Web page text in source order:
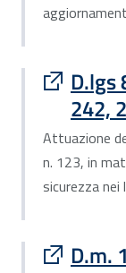
D.lgs
242,
Sito
Attuazione
n. 123, in
sicurezza nei
D.m.
Sito